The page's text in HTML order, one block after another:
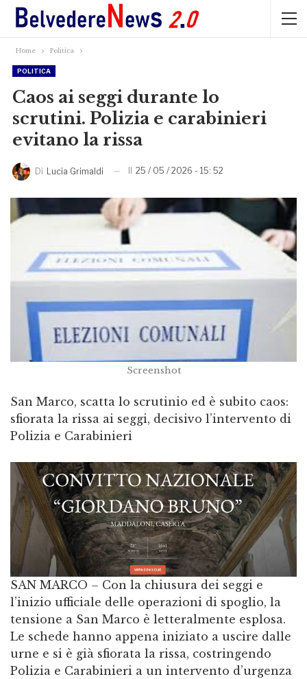
Home Politica
POLITICA
Caos ai seggi durante lo
scrutini. Polizia e carabinieri
evitano la rissa
Di Lucia Grimaldi 25 / 05 / 2026 - 15: 52
Screenshot
​San Marco, scatta lo scrutinio ed è subito caos:
sfiorata la rissa ai seggi, decisivo l’intervento di
Polizia e Carabinieri
​SAN MARCO – Con la chiusura dei seggi e
l’inizio ufficiale delle operazioni di spoglio, la
tensione a San Marco è letteralmente esplosa.
Le schede hanno appena iniziato a uscire dalle
urne e si è già sfiorata la rissa, costringendo
Polizia e Carabinieri a un intervento d’urgenza